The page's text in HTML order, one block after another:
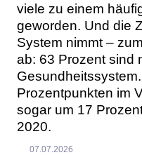
viele zu einem
geworden. Und die
System nimmt –
ab: 63 Prozent sind
Prozentpunkten im
sogar um 17
2020.
07.07.2026